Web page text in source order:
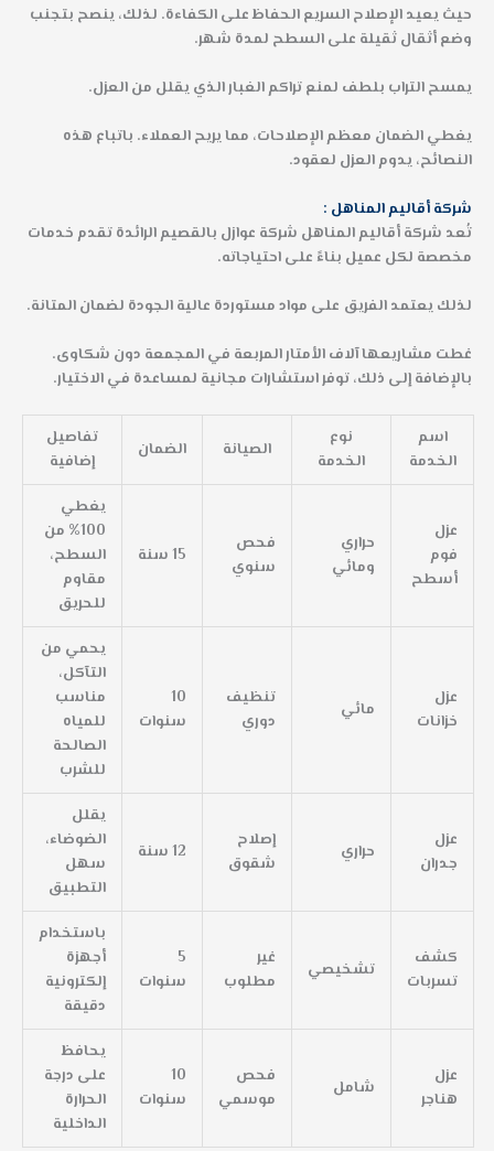
حيث يعيد الإصلاح السريع الحفاظ على الكفاءة. لذلك، ينصح بتجنب
وضع أثقال ثقيلة على السطح لمدة شهر.
يمسح التراب بلطف لمنع تراكم الغبار الذي يقلل من العزل.
يغطي الضمان معظم الإصلاحات، مما يريح العملاء. باتباع هذه
النصائح، يدوم العزل لعقود.
شركة أقاليم المناهل :
تُعد شركة أقاليم المناهل شركة عوازل بالقصيم الرائدة تقدم خدمات
مخصصة لكل عميل بناءً على احتياجاته.
لذلك يعتمد الفريق على مواد مستوردة عالية الجودة لضمان المتانة.
غطت مشاريعها آلاف الأمتار المربعة في المجمعة دون شكاوى.
بالإضافة إلى ذلك، توفر استشارات مجانية لمساعدة في الاختيار.
اسم
الخدمة
نوع
الخدمة
الصيانة الضمان
تفاصيل
إضافية
عزل
فوم
أسطح
حراري
ومائي
فحص
سنوي
15 سنة
يغطي
100% من
السطح،
مقاوم
للحريق
عزل
خزانات
مائي
تنظيف
دوري
10
سنوات
يحمي من
التآكل،
مناسب
للمياه
الصالحة
للشرب
عزل
جدران
حراري
إصلاح
شقوق
12 سنة
يقلل
الضوضاء،
سهل
التطبيق
كشف
تسربات
تشخيصي
غير
مطلوب
5
سنوات
باستخدام
أجهزة
إلكترونية
دقيقة
عزل
هناجر
شامل
فحص
موسمي
10
سنوات
يحافظ
على درجة
الحرارة
الداخلية